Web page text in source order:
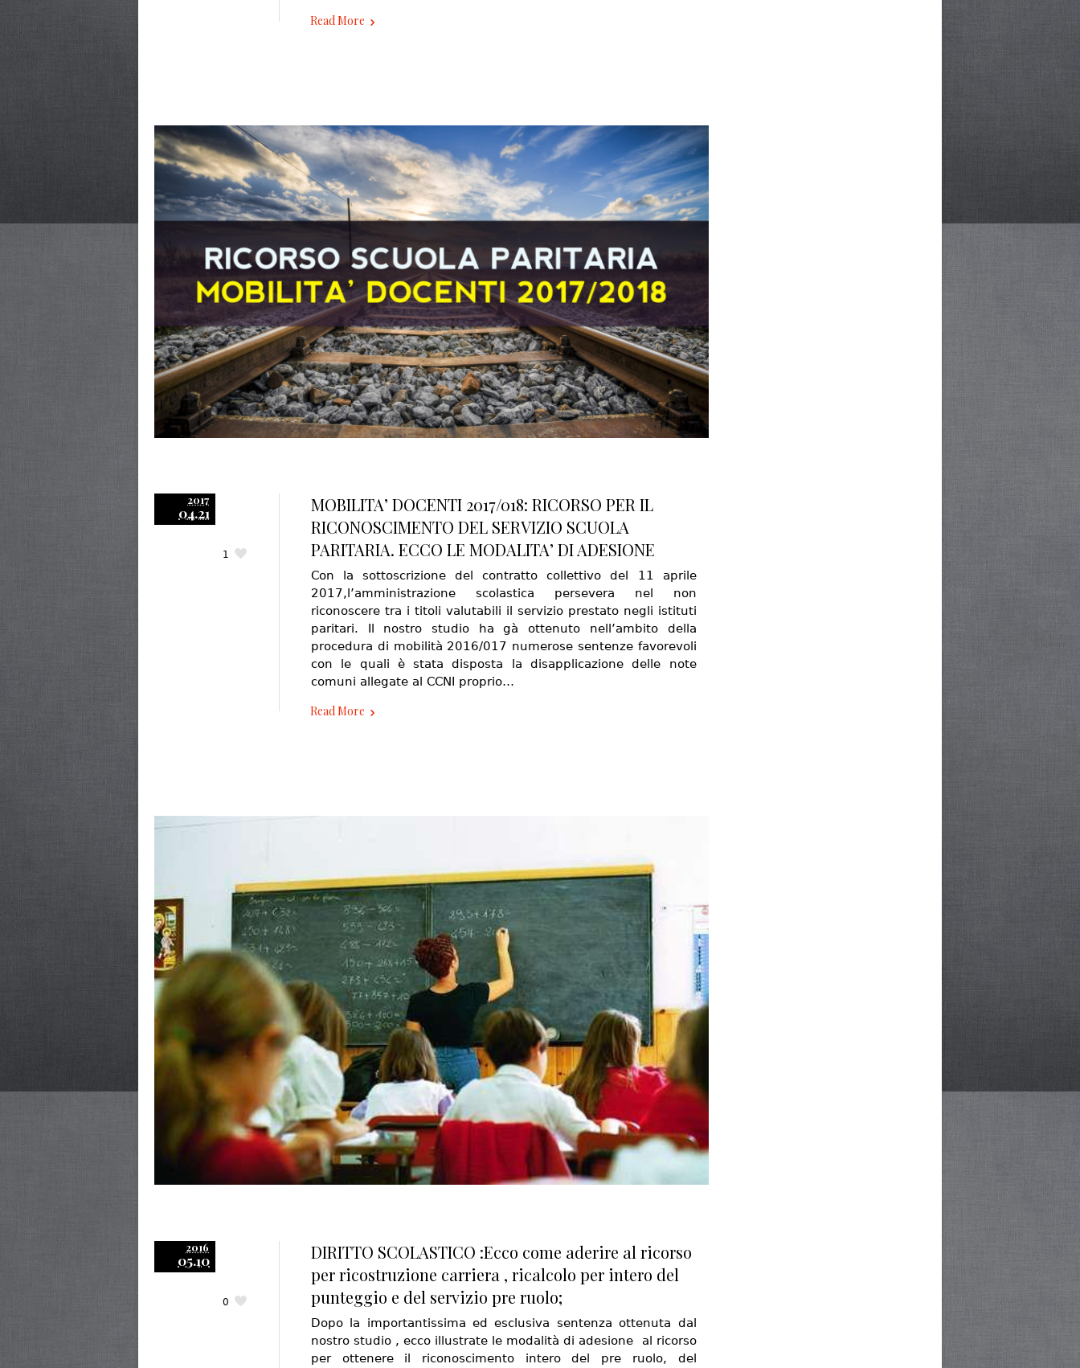
Read More
2017
04.21
1
MOBILITA’ DOCENTI 2017/018: RICORSO PER IL
RICONOSCIMENTO DEL SERVIZIO SCUOLA
PARITARIA. ECCO LE MODALITA’ DI ADESIONE
Con la sottoscrizione del contratto collettivo del 11 aprile
2017,l’amministrazione scolastica persevera nel non
riconoscere tra i titoli valutabili il servizio prestato negli istituti
paritari. Il nostro studio ha gà ottenuto nell’ambito della
procedura di mobilità 2016/017 numerose sentenze favorevoli
con le quali è stata disposta la disapplicazione delle note
comuni allegate al CCNI proprio…
Read More
2016
05.10
0
DIRITTO SCOLASTICO :Ecco come aderire al ricorso
per ricostruzione carriera , ricalcolo per intero del
punteggio e del servizio pre ruolo;
Dopo la importantissima ed esclusiva sentenza ottenuta dal
nostro studio , ecco illustrate le modalità di adesione al ricorso
per ottenere il riconoscimento intero del pre ruolo, del